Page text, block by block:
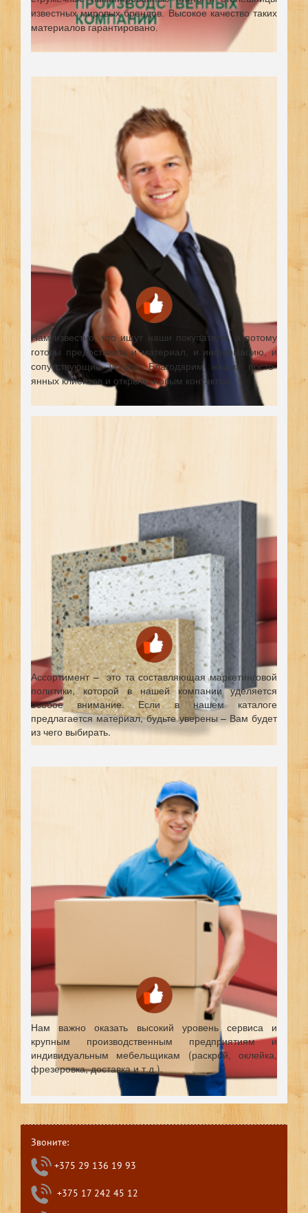
известных мировых брендов. Высокое качество таких
материалов гарантировано.
Нам известно, что ищут наши покупатели, а потому
готовы предоставить и материал, и информацию, и
сопутствующие услуги. Благодарим наших посто-
янных клиентов и открыты новым контактам.
Ассортимент – это та составляющая маркетинговой
политики, которой в нашей компании уделяется
особое внимание. Если в нашем каталоге
предлагается материал, будьте уверены – Вам будет
из чего выбирать.
Нам важно оказать высокий уровень сервиса и
крупным производственным предприятиям и
индивидуальным мебельщикам (раскрой, оклейка,
фрезеровка, доставка и т.д.).
Звоните:
+375 29 136 19 93
+375 17 242 45 12